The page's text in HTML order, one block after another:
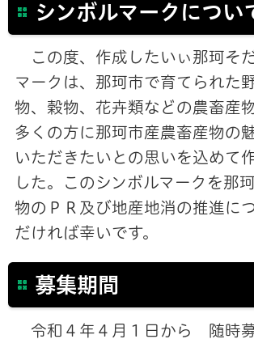
シンボルマークについ
この度、作成したいぃ那珂そ
マークは、那珂市で育てられた
物、穀物、花卉類などの農畜産
多くの方に那珂市産農畜産物の
いただきたいとの思いを込めて
した。このシンボルマークを那
物のＰＲ及び地産地消の推進に
だければ幸いです。
募集期間
令和４年４月１日から 随時